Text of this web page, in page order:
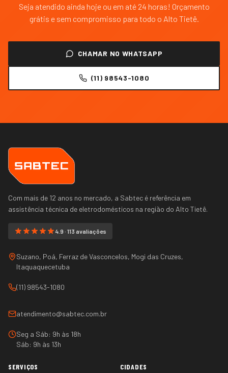
Seja atendido ainda hoje ou em até 24 horas! Orçamento
grátis e sem compromisso para todo o Alto Tietê.
CHAMAR NO WHATSAPP
(11) 98543-1080
Com mais de 12 anos no mercado, a Sabtec é referência em
assistência técnica de eletrodomésticos na região do Alto Tietê.
4.9 · 113 avaliações
Suzano, Poá, Ferraz de Vasconcelos, Mogi das Cruzes,
Itaquaquecetuba
(11) 98543-1080
atendimento@sabtec.com.br
Seg a Sáb: 9h às 18h
Sáb: 9h às 13h
SERVIÇOS CIDADES